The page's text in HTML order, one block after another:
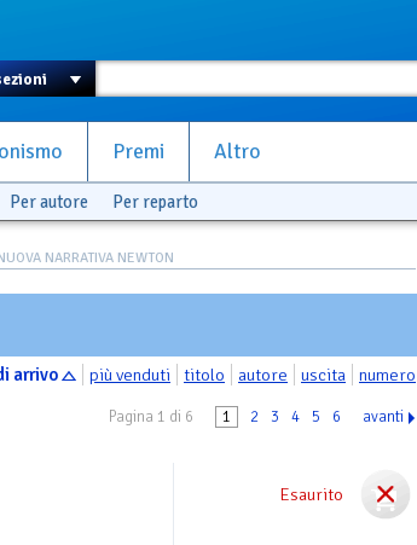
Premi Altro
Per autore Per reparto
NARRATIVA NEWTON
arrivo più venduti titolo autore uscita numero
Pagina 1 di 6 1 2 3 4 5 6 avanti
Esaurito